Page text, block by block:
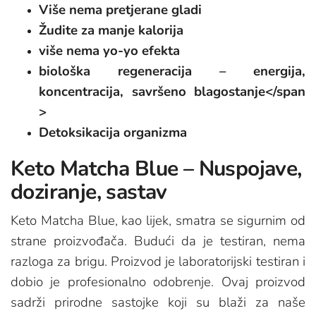
Više nema pretjerane gladi
Žudite za manje kalorija
više nema yo-yo efekta
biološka regeneracija – energija,
koncentracija, savršeno blagostanje</span
>
Detoksikacija organizma
Keto Matcha Blue – Nuspojave,
doziranje, sastav
Keto Matcha Blue, kao lijek, smatra se sigurnim od
strane proizvođača. Budući da je testiran, nema
razloga za brigu. Proizvod je laboratorijski testiran i
dobio je profesionalno odobrenje. Ovaj proizvod
sadrži prirodne sastojke koji su blaži za naše